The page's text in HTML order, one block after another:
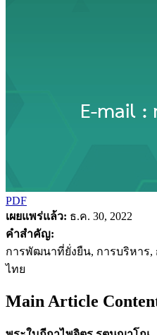
PDF
เผยแพร่แล้ว: ธ.ค. 30, 2022
คำสำคัญ:
การพัฒนาที่ยั่งยืน, การบริหา
ไทย
Main Article